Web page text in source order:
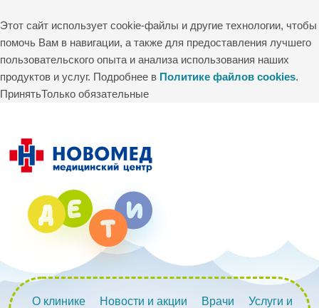
Этот сайт использует cookie-файлы и другие технологии, чтобы
помочь Вам в навигации, а также для предоставления лучшего
пользовательского опыта и анализа использования наших
продуктов и услуг. Подробнее в Политике файлов cookies.
ПринятьТолько обязательные
О клинике Новости и акции Врачи
Услуги и